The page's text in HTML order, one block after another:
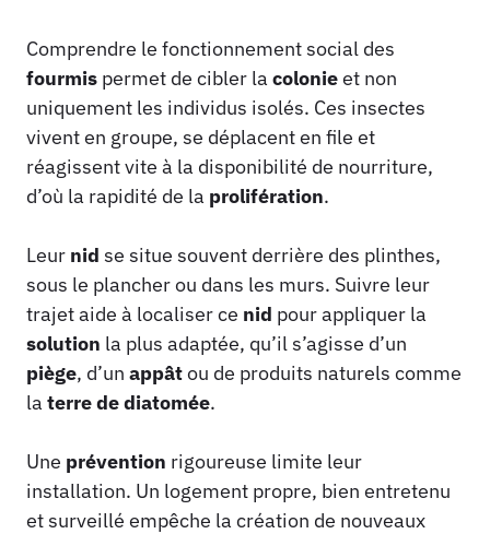
Comprendre le fonctionnement social des
fourmis permet de cibler la colonieet non
uniquement les individus isolés. Ces insectes
vivent en groupe, se déplacent en file et
réagissent vite à la disponibilité de nourriture,
d’où la rapidité de la prolifération.
Leur nid se situe souvent derrière des plinthes,
sous le plancher ou dans les murs. Suivre leur
trajet aide à localiser ce nid pour appliquer la
solution la plus adaptée, qu’il s’agisse d’un
piège, d’un appâtou de produits naturels comme
la terre de diatomée.
Une prévention rigoureuse limite leur
installation. Un logement propre, bien entretenu
et surveillé empêche la création de nouveaux